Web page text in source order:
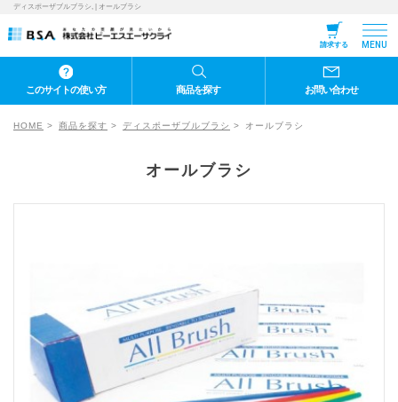
ディスポーザブルブラシ, | オールブラシ
請求する MENU
このサイトの使い方 商品を探す お問い合わせ
HOME 商品を探す ディスポーザブルブラシ オールブラシ
オールブラシ